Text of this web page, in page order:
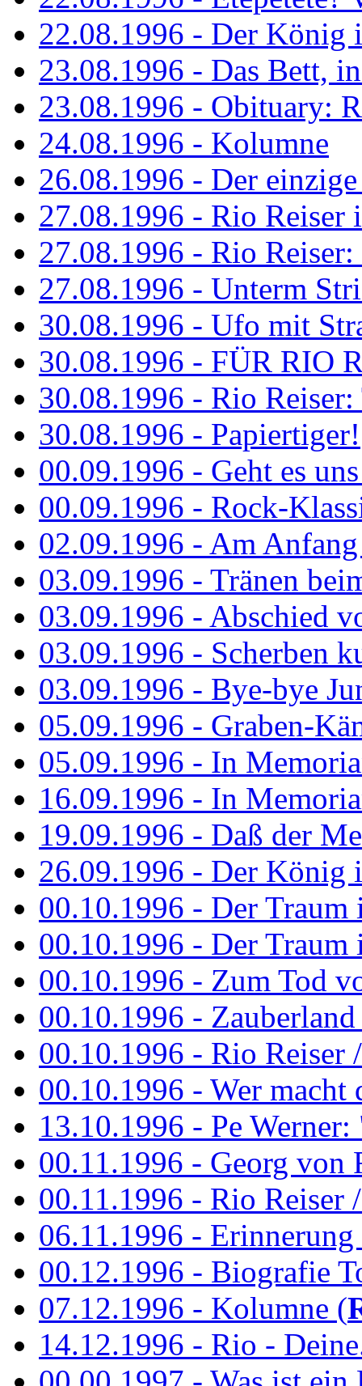
22.08.1996 - Der König
23.08.1996 - Das Bett,
23.08.1996 - Obituary:
24.08.1996 - Kolumne
26.08.1996 - Der
27.08.1996 - Rio Reiser
27.08.1996 - Rio
27.08.1996 - Unterm
30.08.1996 - Ufo mit
30.08.1996 - FÜR RIO
30.08.1996 - Rio
30.08.1996 - Papiertiger!
00.09.1996 - Geht es
00.09.1996 - Rock-
02.09.1996 - Am
03.09.1996 - Tränen
03.09.1996 - Abschied
03.09.1996 - Scherben
03.09.1996 - Bye-bye
05.09.1996 - Graben-
05.09.1996 - In
16.09.1996 - In
19.09.1996 - Daß der
26.09.1996 - Der König
00.10.1996 - Der Traum
00.10.1996 - Der Traum
00.10.1996 - Zum Tod
00.10.1996 -
00.10.1996 - Rio Reiser
00.10.1996 - Wer macht
13.10.1996 - Pe
00.11.1996 - Georg von
00.11.1996 - Rio Reiser
06.11.1996 -
00.12.1996 - Biografie
07.12.1996 - Kolumne (
14.12.1996 - Rio -